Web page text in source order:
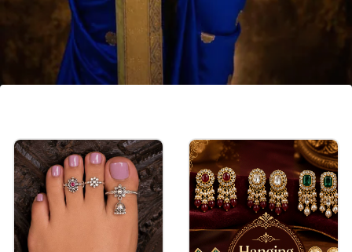
प्योर ट्रेडिशनल और एस्थेटिक बेनी पट्टी चाहिए तो आप इस तरह
की सुंदर हेयर जड़ाई बिलाई ब्रोच ले सकती हैं। लंबी चोटी में ये
ट्रेडिशनल लुक देता है।
Image credits: weddingmanual Instagram